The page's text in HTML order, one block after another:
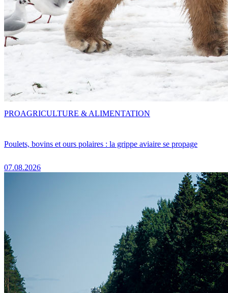
Poulets, bovins et ours polaires : la grippe aviaire se propage
07.08.2026
PROAGRICULTURE & ALIMENTATION